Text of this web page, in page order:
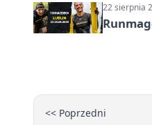
22 sierpnia
<< Poprzedni